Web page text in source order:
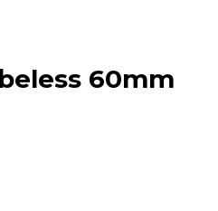
60mm